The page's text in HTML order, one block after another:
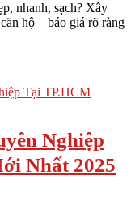
nhanh, sạch? Xây
hộ – báo giá rõ ràng
Nghiệp
Nhất 2025